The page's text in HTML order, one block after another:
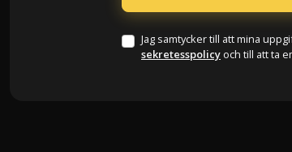
Jag samtycker till att mina
sekretesspolicy och till att ta